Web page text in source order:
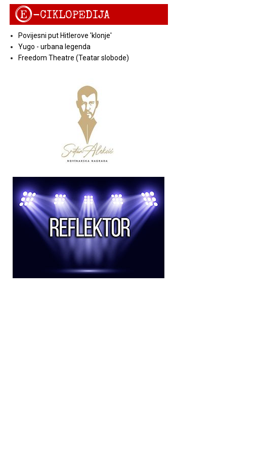
E-CIKLOPEDIJA
Povijesni put Hitlerove 'klonje'
Yugo - urbana legenda
Freedom Theatre (Teatar slobode)